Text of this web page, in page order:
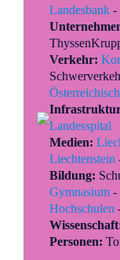
Landesbank-
Verkehr:
Landesspital
Medien:
Liechtenstein
Bildung:
Gymnasium-
Hochschulen
Personen: